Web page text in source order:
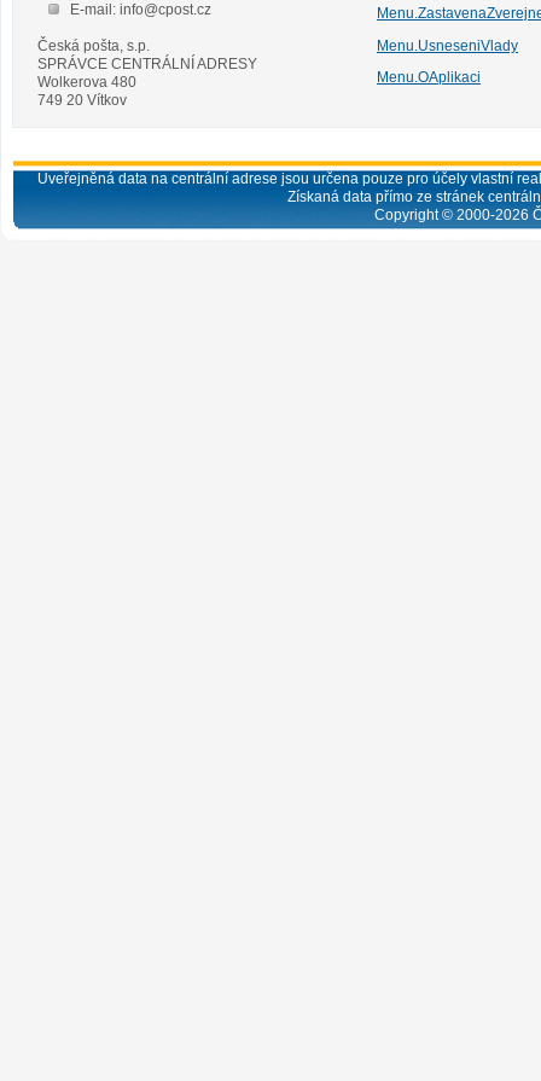
E-mail: info@cpost.cz
Česká pošta, s.p.
SPRÁVCE CENTRÁLNÍ ADRESY
Wolkerova 480
749 20 Vítkov
Menu.UsneseniVlady
Menu.OAplikaci
Uveřejněná data na centrální adrese jsou určena pouze pro účely vlastní
Získaná data přímo ze stránek
Copyright © 2000-2026